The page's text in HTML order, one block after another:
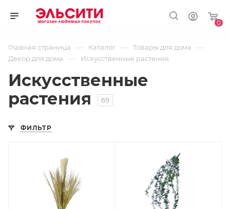
0
Главная страница — Каталог — Товары для дома —
Декор для дома — Искусственные растения
Искусственные
растения
69
ФИЛЬТР